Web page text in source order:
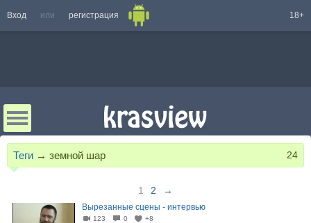
Вход или регистрация 18+
Теги → земной шар 24
1 2 →
Вырезанные сцены - интервью
123 0 +8